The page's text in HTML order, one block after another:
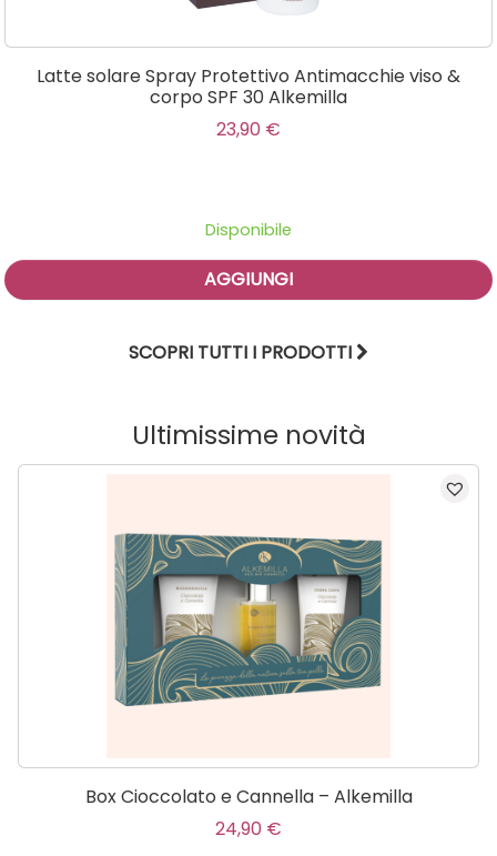
Latte solare Spray Protettivo Antimacchie viso &
corpo SPF 30 Alkemilla
23,90 €
Disponibile
AGGIUNGI
SCOPRI TUTTI I PRODOTTI
Ultimissime novità
Balsamo Leave-in Ricci Metodo CGM – Alkemilla
12,90 €